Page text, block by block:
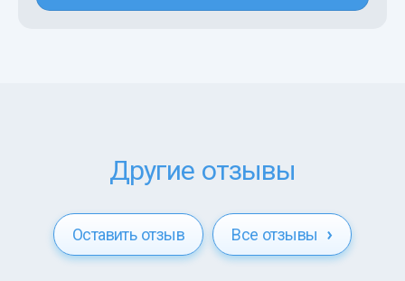
Другие отзывы
Оставить отзыв Все отзывы